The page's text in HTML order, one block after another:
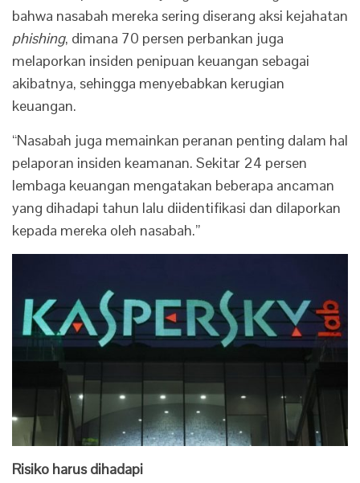
bahwa nasabah mereka sering diserang aksi kejahatan
phishing, dimana 70 persen perbankan juga
melaporkan insiden penipuan keuangan sebagai
akibatnya, sehingga menyebabkan kerugian
keuangan.
“Nasabah juga memainkan peranan penting dalam hal
pelaporan insiden keamanan. Sekitar 24 persen
lembaga keuangan mengatakan beberapa ancaman
yang dihadapi tahun lalu diidentifikasi dan dilaporkan
kepada mereka oleh nasabah.”
Risiko harus dihadapi